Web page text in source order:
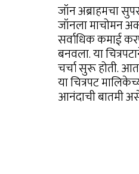
जॉन अब्राहमचा
जॉनला माचोमन
सर्वाधिक कमाई
बनवला. या
चर्चा सुरू होती.
या चित्रपट
आनंदाची बातमी